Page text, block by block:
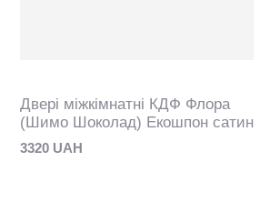
Двері міжкімнатні КДФ Флора
(Шимо Шоколад) Екошпон сатин
3320 UAH